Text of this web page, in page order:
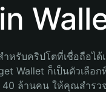
หรับคริปโตที่เชื่อถือได้
Wallet ก็เป็นตัวเลือ
40 ล้านคน ให้คุณสำรว